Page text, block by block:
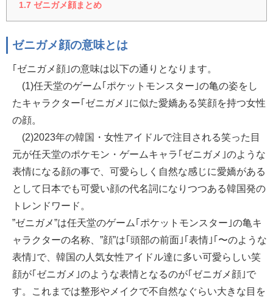
1.7 ゼニガメ顔まとめ
ゼニガメ顔の意味とは
｢ゼニガメ顔｣の意味は以下の通りとなります。
(1)任天堂のゲーム｢ポケットモンスター｣の亀の姿をし
たキャラクター｢ゼニガメ｣に似た愛嬌ある笑顔を持つ女性
の顔。
(2)2023年の韓国・女性アイドルで注目される笑った目
元が任天堂のポケモン・ゲームキャラ｢ゼニガメ｣のような
表情になる顔の事で、可愛らしく自然な感じに愛嬌がある
として日本でも可愛い顔の代名詞になりつつある韓国発の
トレンドワード。
”ゼニガメ”は任天堂のゲーム｢ポケットモンスター｣の亀キ
ャラクターの名称、”顔”は｢頭部の前面｣｢表情｣｢〜のような
表情｣で、韓国の人気女性アイドル達に多い可愛らしい笑
顔が｢ゼニガメ｣のような表情となるのが｢ゼニガメ顔｣で
す。これまでは整形やメイクで不自然なぐらい大きな目を